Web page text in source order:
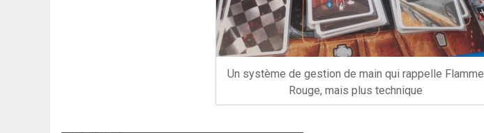
Un système de gestion de main qui rappelle Flamme
Rouge, mais plus technique